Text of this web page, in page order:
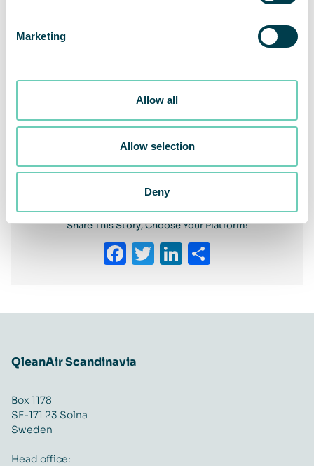
Marketing
Allow all
Allow selection
Deny
QleanAir tecknar nytt kontrakt med den tyska
rymdindustrin för en kundanpassad luftreningslösning
Share This Story, Choose Your Platform!
Facebook
Twitter
LinkedIn
QleanAir Scandinavia
Box 1178
SE-171 23 Solna
Sweden
Head office: